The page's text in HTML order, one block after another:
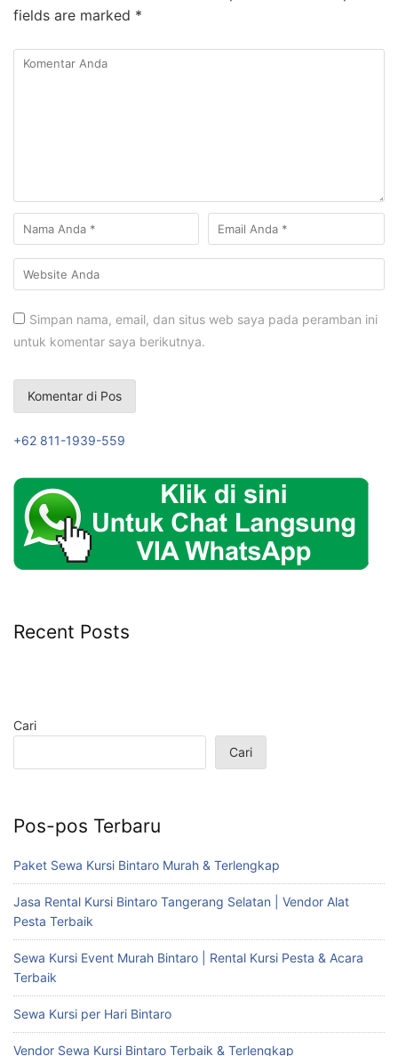
fields are marked *
Simpan nama, email, dan situs web saya pada peramban ini
untuk komentar saya berikutnya.
+62 811-1939-559
Recent Posts
Cari
Cari
Pos-pos Terbaru
Paket Sewa Kursi Bintaro Murah & Terlengkap
Jasa Rental Kursi Bintaro Tangerang Selatan | Vendor Alat
Pesta Terbaik
Sewa Kursi Event Murah Bintaro | Rental Kursi Pesta & Acara
Terbaik
Sewa Kursi per Hari Bintaro
Vendor Sewa Kursi Bintaro Terbaik & Terlengkap